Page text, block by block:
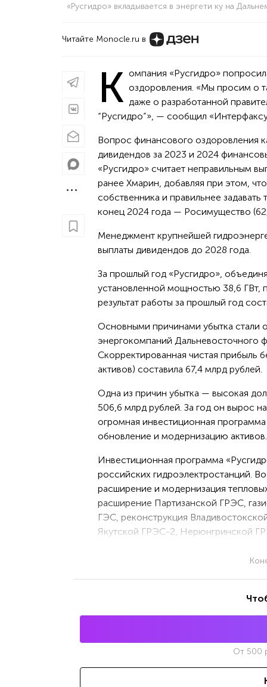
«Русгидро» вкладывается в энергети ку на
Читайте Monocle.ru в
К омпания «Русгидро»
оздоровления. «Мы просим о
даже о разработанной
“Русгидро”», — сообщил
Вопрос финансового оздоровления
дивидендов за 2023 и 2024
«Русгидро» считает неправильным
ранее Хмарин, добавляя при этом,
собственника и правильнее
конец 2024 года — Росимущество
Менеджмент крупнейшей
выплаты дивидендов до 2028 года.
За прошлый год «Русгидро»,
установленной мощностью 38,6 ГВт,
результат работы за прошлый год
Основными причинами убытка стали
энергокомпаний Дальневосточного
Скорректированная чистая прибыль
активов) составила 67,4 млрд рублей.
Одна из причин убытка — высокая
506,6 млрд рублей. За год он вырос
огромная инвестиционная
обновление и модернизацию активов.
Инвестиционная программа
российских гидроэлектростанций.
расширение и модернизация
расширение Партизанской ГРЭС,
ГЭС, реконструкция
Якутской ГРЭС-2, Нерюнгринской
От 500